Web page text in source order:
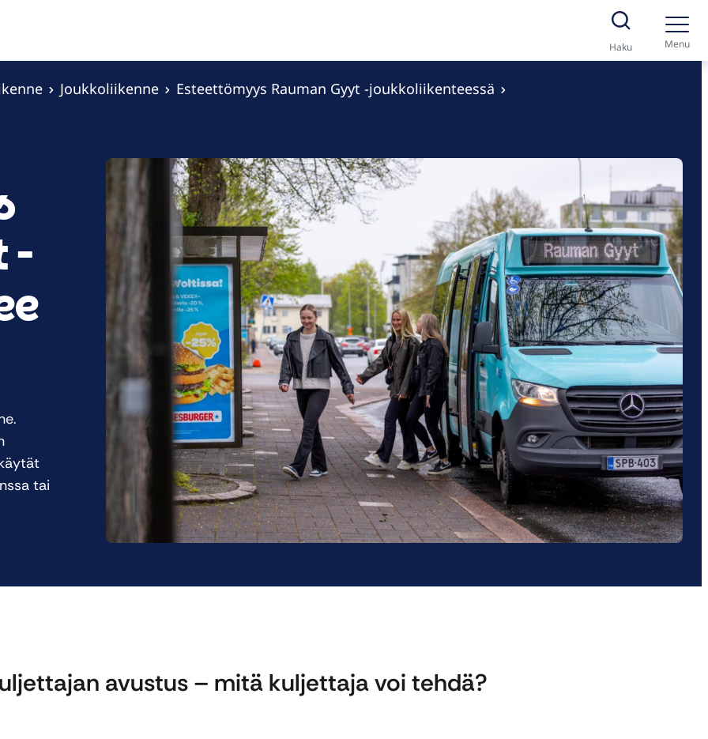
Haku Menu
Joukkoliikenne Esteettömyys Rauman Gyyt -joukkoliikenteessä
-
tai
avustus – mitä kuljettaja voi tehdä?